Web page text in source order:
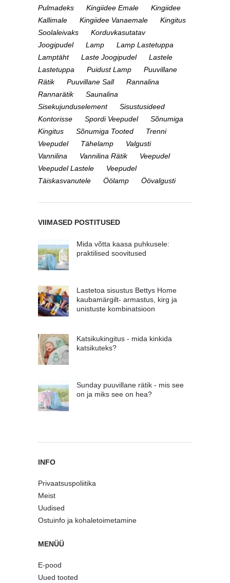
Pulmadeks
Kingiidee Emale
Kingiidee
Kallimale
Kingiidee Vanaemale
Kingitus
Soolaleivaks
Korduvkasutatav
Joogipudel
Lamp
Lamp Lastetuppa
Lamptäht
Laste Joogipudel
Lastele
Lastetuppa
Puidust Lamp
Puuvillane
Rätik
Puuvillane Sall
Rannalina
Rannarätik
Saunalina
Sisekujunduselement
Sisustusideed
Kontorisse
Spordi Veepudel
Sõnumiga
Kingitus
Sõnumiga Tooted
Trenni
Veepudel
Tähelamp
Valgusti
Vannilina
Vannilina Rätik
Veepudel
Veepudel Lastele
Veepudel
Täiskasvanutele
Öölamp Öövalgusti
VIIMASED POSTITUSED
Mida võtta kaasa puhkusele:
praktilised soovitused
Lastetoa sisustus Bettys Home
kaubamärgilt- armastus, kirg ja
unistuste kombinatsioon
Katsikukingitus - mida kinkida
katsikuteks?
Sunday puuvillane rätik - mis see
on ja miks see on hea?
INFO
Privaatsuspoliitika
Meist
Uudised
Ostuinfo ja kohaletoimetamine
MENÜÜ
E-pood
Uued tooted